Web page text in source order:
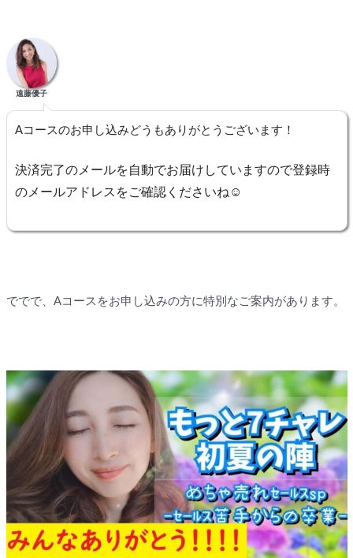
遠藤優子
Aコースのお申し込みどうもありがとうございます！
決済完了のメールを自動でお届けしていますので登録時
のメールアドレスをご確認くださいね☺
ででで、Aコースをお申し込みの方に特別なご案内があります。